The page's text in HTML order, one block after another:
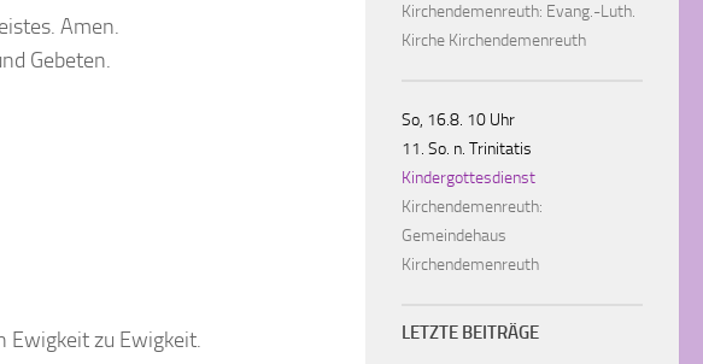
Amen.
Gebeten.
Ewigkeit zu Ewigkeit.
Kirchendemenreuth: Evang.-Luth.
Kirche Kirchendemenreuth
So, 16.8. 10 Uhr
11. So. n. Trinitatis
Kindergottesdienst
Kirchendemenreuth:
Gemeindehaus
Kirchendemenreuth
LETZTE BEITRÄGE